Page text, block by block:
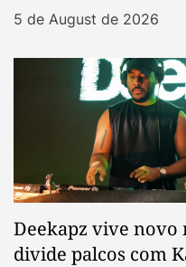
5 de August de 2026
Deekapz vive novo
divide palcos com